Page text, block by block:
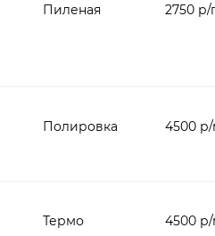
Пиленая 2750 р/
Полировка 4500
Термо 4500